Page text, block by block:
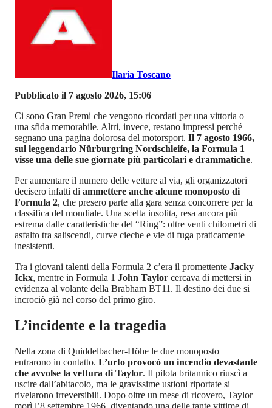
Ilaria Toscano
Pubblicato il 7 agosto 2026, 15:06
Ci sono Gran Premi che vengono ricordati per una vittoria o
una sfida memorabile. Altri, invece, restano impressi perché
segnano una pagina dolorosa del motorsport. Il 7 agosto 1966,
sul leggendario Nürburgring Nordschleife, la Formula 1
visse una delle sue giornate più particolari e drammatiche.
Per aumentare il numero delle vetture al via, gli organizzatori
decisero infatti di ammettere anche alcune monoposto di
Formula 2, che presero parte alla gara senza concorrere per la
classifica del mondiale. Una scelta insolita, resa ancora più
estrema dalle caratteristiche del “Ring”: oltre venti chilometri di
asfalto tra saliscendi, curve cieche e vie di fuga praticamente
inesistenti.
Tra i giovani talenti della Formula 2 c’era il promettente Jacky
Ickx, mentre in Formula 1 John Taylor cercava di mettersi in
evidenza al volante della Brabham BT11. Il destino dei due si
incrociò già nel corso del primo giro.
L’incidente e la tragedia
Nella zona di Quiddelbacher-Höhe le due monoposto
entrarono in contatto. L’urto provocò un incendio devastante
che avvolse la vettura di Taylor. Il pilota britannico riuscì a
uscire dall’abitacolo, ma le gravissime ustioni riportate si
rivelarono irreversibili. Dopo oltre un mese di ricovero, Taylor